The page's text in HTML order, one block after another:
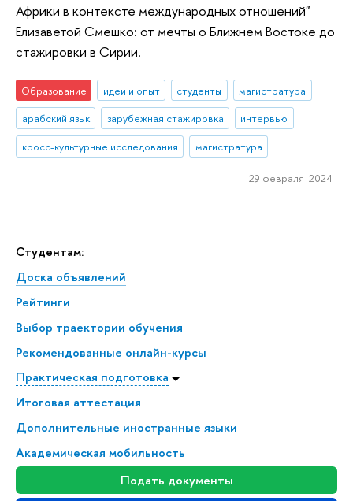
Студентам:
Доска объявлений
Рейтинги
Выбор траектории обучения
Рекомендованные онлайн-курсы
Практическая подготовка
Итоговая аттестация
Дополнительные иностранные языки
Академическая мобильность
Подать документы
Африки в контексте международных отношений"
Елизаветой Смешко: от мечты о Ближнем Востоке до
стажировки в Сирии.
Образование идеи и опыт студенты
магистратура
арабский язык
зарубежная стажировка
интервью
кросс-культурные исследования
магистратура
29 февраля 2024